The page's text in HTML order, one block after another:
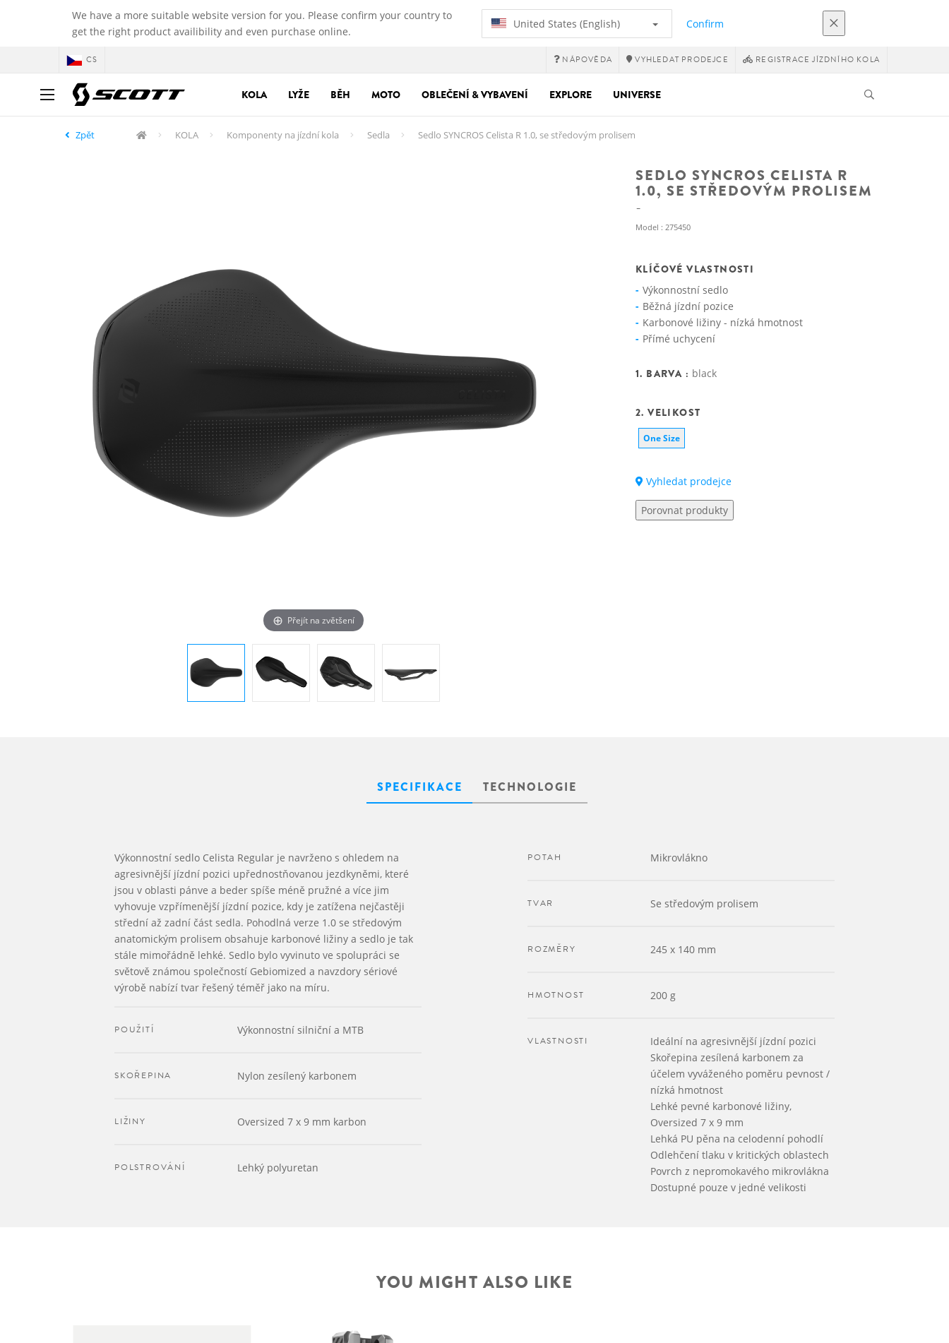
We have a more suitable website version for you. Please confirm your country to
get the right product availibility and even purchase online.
United States (English) Confirm
CS NÁPOVĚDA VYHLEDAT PRODEJCE REGISTRACE JÍZDNÍHO KOLA
KOLA LYŽE BĚH MOTO OBLEČENÍ & VYBAVENÍ EXPLORE UNIVERSE
Zpět KOLA Komponenty na jízdní kola Sedla Sedlo SYNCROS Celista R 1.0, se středovým prolisem
SEDLO SYNCROS CELISTA R
1.0, SE STŘEDOVÝM PROLISEM
Model : 275450
Přejít na zvětšení
KLÍČOVÉ VLASTNOSTI
Výkonnostní sedlo
Běžná jízdní pozice
Karbonové ližiny - nízká hmotnost
Přímé uchycení
1. BARVA : black
2. VELIKOST
One Size
Vyhledat prodejce
Porovnat produkty
SPECIFIKACE TECHNOLOGIE
Výkonnostní sedlo Celista Regular je navrženo s ohledem na
agresivnější jízdní pozici upřednostňovanou jezdkyněmi, které
jsou v oblasti pánve a beder spíše méně pružné a více jim
vyhovuje vzpřímenější jízdní pozice, kdy je zatížena nejčastěji
střední až zadní část sedla. Pohodlná verze 1.0 se středovým
anatomickým prolisem obsahuje karbonové ližiny a sedlo je tak
stále mimořádně lehké. Sedlo bylo vyvinuto ve spolupráci se
světově známou společností Gebiomized a navzdory sériové
výrobě nabízí tvar řešený téměř jako na míru.
POUŽITÍ Výkonnostní silniční a MTB
SKOŘEPINA Nylon zesílený karbonem
LIŽINY Oversized 7 x 9 mm karbon
POLSTROVÁNÍ Lehký polyuretan
POTAH Mikrovlákno
TVAR Se středovým prolisem
ROZMĚRY 245 x 140 mm
HMOTNOST 200 g
VLASTNOSTI
Ideální na agresivnější jízdní pozici
Skořepina zesílená karbonem za
účelem vyváženého poměru pevnost /
nízká hmotnost
Lehké pevné karbonové ližiny,
Oversized 7 x 9 mm
Lehká PU pěna na celodenní pohodlí
Odlehčení tlaku v kritických oblastech
Povrch z nepromokavého mikrovlákna
Dostupné pouze v jedné velikosti
YOU MIGHT ALSO LIKE